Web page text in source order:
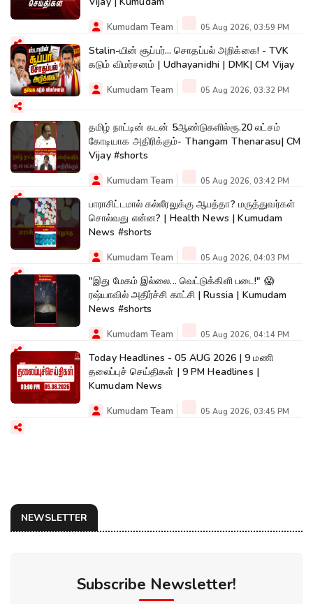
Kumudam Team 05 Aug 2026, 03:59 PM
Stalin-யின் சூப்பர்... சொதப்பல் அறிக்கை! - TVK
கடும் விமர்சனம் | Udhayanidhi | DMK| CM Vijay
Kumudam Team 05 Aug 2026, 03:32 PM
தமிழ் நாட்டின் கடன் 5ஆண்டுகளில்ரூ.20 லட்சம்
கோடியாக அதிரிக்கும்- Thangam Thenarasu| CM
Vijay #shorts
Kumudam Team 05 Aug 2026, 03:42 PM
பாராசிட்டமால் கல்லீரலுக்கு ஆபத்தா? மருத்துவர்கள்
சொல்வது என்ன? | Health News | Kumudam
News #shorts
Kumudam Team 05 Aug 2026, 04:03 PM
"இது மேகம் இல்லை... வெட்டுக்கிளி படை!" 😱
ரஷ்யாவில் அதிர்ச்சி காட்சி | Russia | Kumudam
News #shorts
Kumudam Team 05 Aug 2026, 04:14 PM
Today Headlines - 05 AUG 2026 | 9 மணி
தலைப்புச் செய்திகள் | 9 PM Headlines |
Kumudam News
Kumudam Team 05 Aug 2026, 03:45 PM
NEWSLETTER
Subscribe Newsletter!